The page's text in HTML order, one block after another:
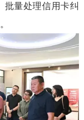
批量处理信用卡纠